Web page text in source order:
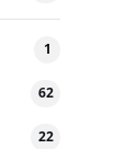
1
62
22